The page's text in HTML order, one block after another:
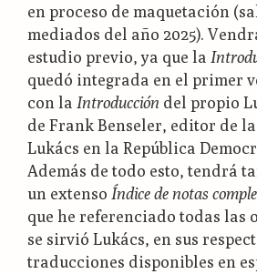
en proceso de maquetación
mediados del año 2025).
estudio previo, ya que la
quedó integrada en el primer
con la Introducción del propio
de Frank Benseler, editor de
Lukács en la República
Además de todo esto, tendrá
un extenso Índice de notas
que he referenciado todas las
se sirvió Lukács, en sus
traducciones disponibles en